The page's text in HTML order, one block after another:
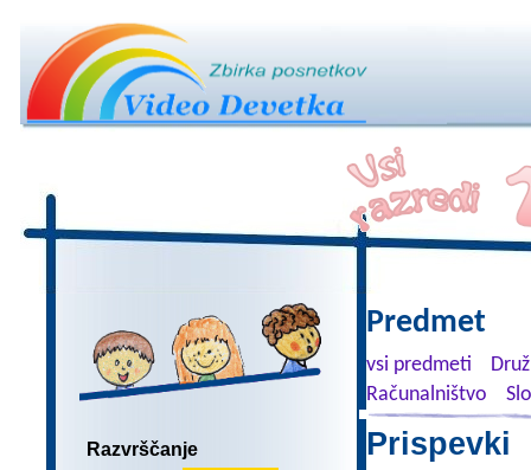
Razvrščanje
Predmet
vsi predmeti
Računalništvo
Prispevki